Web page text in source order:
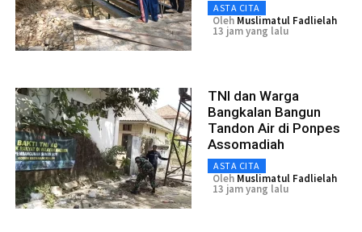
ASTA CITA
Oleh Muslimatul Fadlielah
13 jam yang lalu
TNI dan Warga
Bangkalan Bangun
Tandon Air di Ponpes
Assomadiah
ASTA CITA
Oleh Muslimatul Fadlielah
13 jam yang lalu